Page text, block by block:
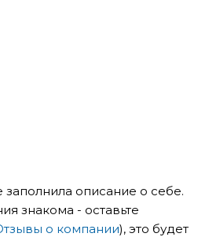
описание о себе.
знакома - оставьте
о компании), это будет